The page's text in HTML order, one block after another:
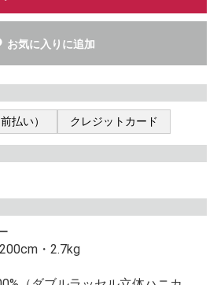
お気に入りに追加
払い） クレジットカード
・2.7kg